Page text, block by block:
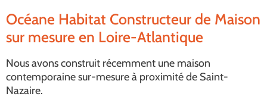
Océane Habitat Constructeur de Maison
sur mesure en Loire-Atlantique
Nous avons construit récemment une maison
contemporaine sur-mesure à proximité de Saint-
Nazaire.